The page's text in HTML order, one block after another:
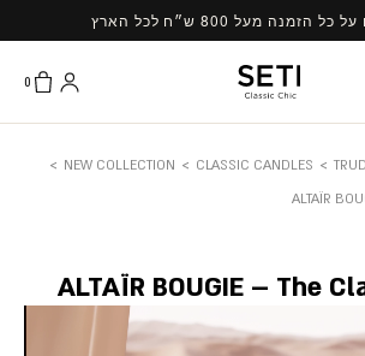
מעל 800 ש״ח לכל הארץ
0
>
CLASSIC CANDLES
>
NEW COLLECTION
>
ALTAÏR
ALTAÏR BOUGIE – The